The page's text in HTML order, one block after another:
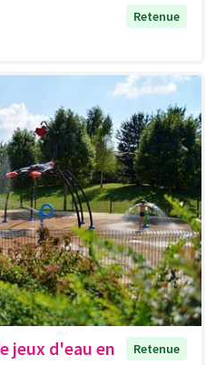
Retenue
jeux d'eau en
Retenue